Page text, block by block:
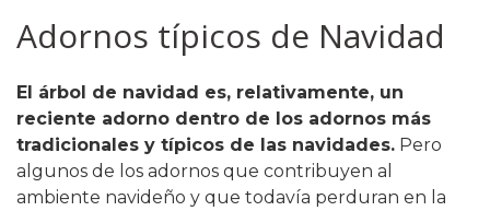
Adornos típicos de Navidad
El árbol de navidad es, relativamente, un
reciente adorno dentro de los adornos más
tradicionales y típicos de las navidades. Pero
algunos de los adornos que contribuyen al
ambiente navideño y que todavía perduran en la